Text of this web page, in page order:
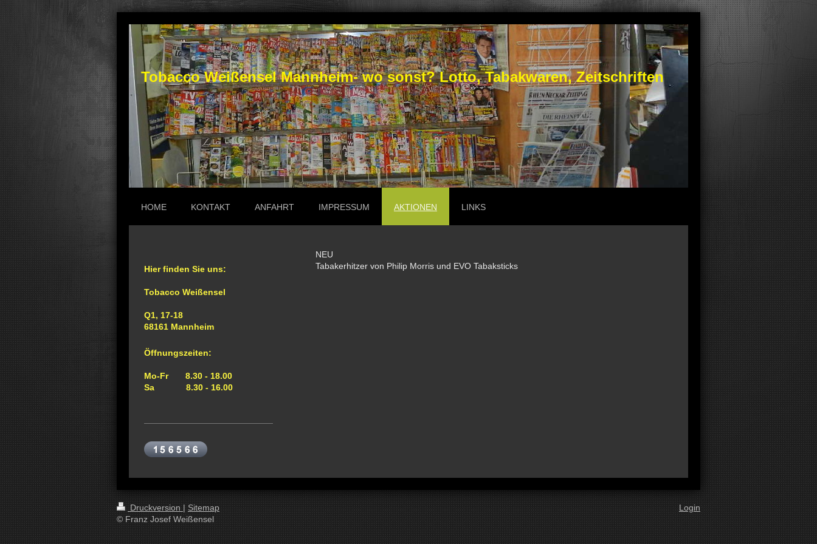
Tobacco Weißensel Mannheim- wo sonst? Lotto, Tabakwaren, Zeitschriften
HOME KONTAKT ANFAHRT IMPRESSUM AKTIONEN LINKS
NEU
Tabakerhitzer von Philip Morris und EVO Tabaksticks
Hier finden Sie uns:
Tobacco Weißensel
Q1, 17-18
68161 Mannheim
Öffnungszeiten:
Mo-Fr 8.30 - 18.00
Sa 8.30 - 16.00
Druckversion| Sitemap
© Franz Josef Weißensel
Login